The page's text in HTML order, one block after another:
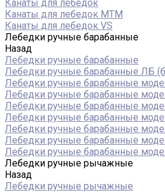
Канаты для лебедок
Канаты для лебедок MTM
Канаты для лебедок VS
Лебедки ручные барабанные
Назад
Лебедки ручные барабанные
Лебедки ручные барабанные ЛБ
Лебедки ручные барабанные
Лебедки ручные барабанные
Лебедки ручные барабанные
Лебедки ручные барабанные
Лебедки ручные барабанные
Лебедки ручные барабанные
Лебедки ручные барабанные
Лебедки ручные рычажные
Назад
Лебедки ручные рычажные